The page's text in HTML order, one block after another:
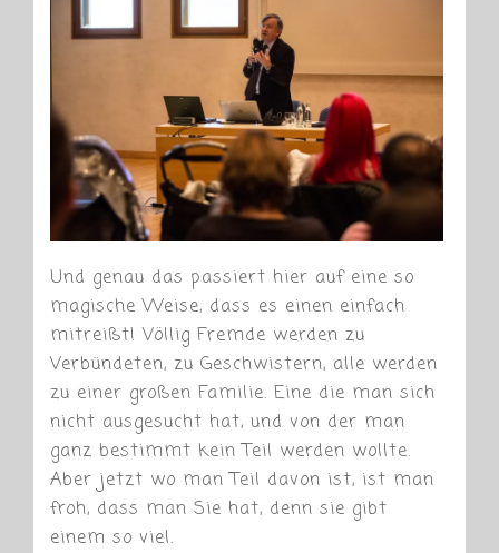
Und genau das passiert hier auf eine so
magische Weise, dass es einen einfach
mitreißt! Völlig Fremde werden zu
Verbündeten, zu Geschwistern, alle werden
zu einer großen Familie. Eine die man sich
nicht ausgesucht hat, und von der man
ganz bestimmt kein Teil werden wollte.
Aber jetzt wo man Teil davon ist, ist man
froh, dass man Sie hat, denn sie gibt
einem so viel.